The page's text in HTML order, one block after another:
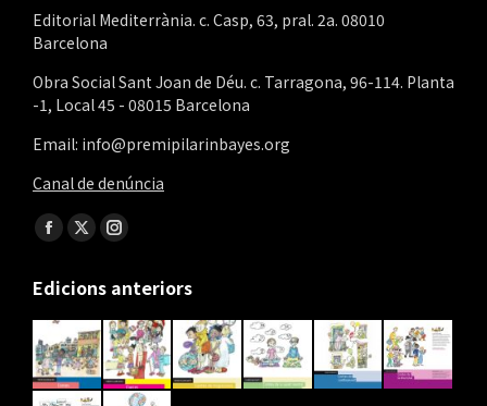
Editorial Mediterrània. c. Casp, 63, pral. 2a. 08010
Barcelona
Obra Social Sant Joan de Déu. c. Tarragona, 96-114. Planta
-1, Local 45 - 08015 Barcelona
Email: info@premipilarinbayes.org
Canal de denúncia
Find us on:
Facebook
opens
in
new
window
X
opens
in
new
window
Instagram
opens
in
new
window
Edicions anteriors